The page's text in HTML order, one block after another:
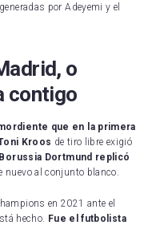
por Adeyemi y el
o
contigo
que en la primera
Kroos de tiro libre exigió
Borussia Dortmund replicó
nuevo al conjunto blanco.
en 2021 ante el
hecho. Fue el futbolista